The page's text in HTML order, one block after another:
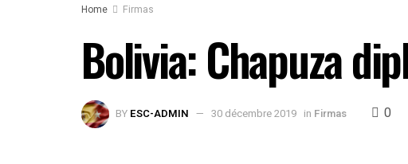
Home Firmas
Bolivia: Chapuza
BY ESC-ADMIN 30 décembre 2019 in Firmas 0